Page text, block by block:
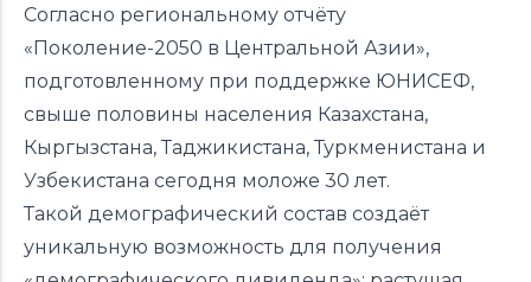
Согласно региональному отчёту
«Поколение-2050 в Центральной Азии»,
подготовленному при поддержке ЮНИСЕФ,
свыше половины населения Казахстана,
Кыргызстана, Таджикистана, Туркменистана и
Узбекистана сегодня моложе 30 лет.
Такой демографический состав создаёт
уникальную возможность для получения